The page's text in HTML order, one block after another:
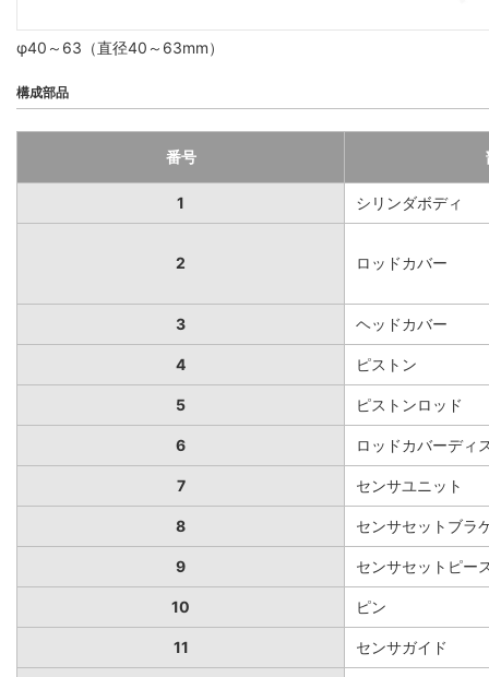
φ40～63（直径40～63mm）
構成部品
番号
1 シリンダボディ
2 ロッドカバー
3 ヘッドカバー
4 ピストン
5 ピストンロッド
6 ロッドカバーディ
7 センサユニット
8 センサセットブラ
9 センサセットピー
10 ピン
11 センサガイド